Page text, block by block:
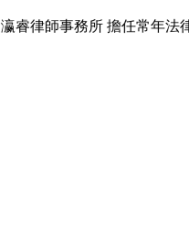
瀛睿律師事務所 擔任常年法